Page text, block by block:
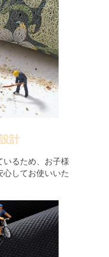
計
いるため、お子様
してお使いいた